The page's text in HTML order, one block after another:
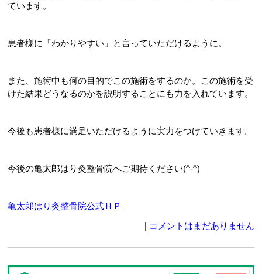
ています。
患者様に「わかりやすい」と言っていただけるように。
また、施術中も何の目的でこの施術をするのか。この施術を受
けた結果どうなるのかを説明することにも力を入れています。
今後も患者様に満足いただけるように実力をつけていきます。
今後の亀太郎はり灸整骨院へご期待ください(^-^)
亀太郎はり灸整骨院公式ＨＰ
| コメントはまだありません